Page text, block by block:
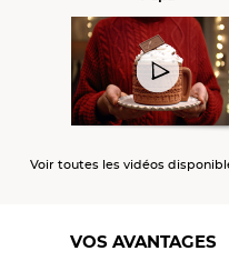
Voir toutes les vidéos
VOS AVANTAGES